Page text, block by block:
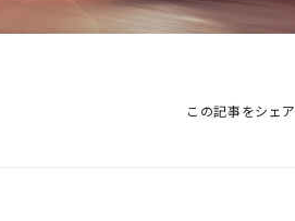
この記事をシェア